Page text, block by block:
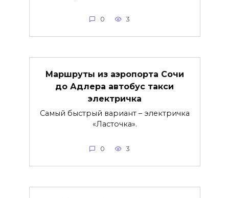
0 3
Маршруты из аэропорта Сочи
до Адлера автобус такси
электричка
Самый быстрый вариант – электричка
«Ласточка».
0 3